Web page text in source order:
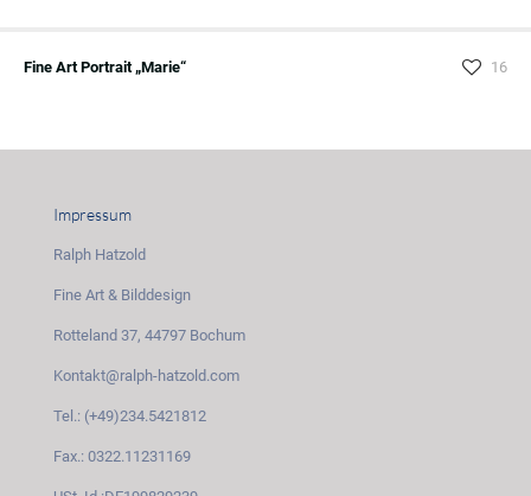
Fine Art Portrait „Marie“ 16
Impressum
Ralph Hatzold
Fine Art & Bilddesign
Rotteland 37, 44797 Bochum
Kontakt@ralph-hatzold.com
Tel.: (+49)234.5421812
Fax.: 0322.11231169